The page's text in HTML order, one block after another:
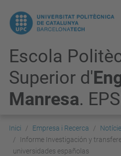
Escola
Superior d'
Manresa.
Inici Empresa i Recerca
Informe Investigación y
universidades españolas